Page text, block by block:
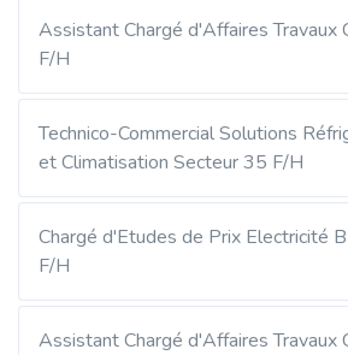
Assistant Chargé d'Affaires Travaux
F/H
Technico-Commercial Solutions
et Climatisation Secteur 35 F/H
Chargé d'Etudes de Prix Electricité
F/H
Assistant Chargé d'Affaires Travaux